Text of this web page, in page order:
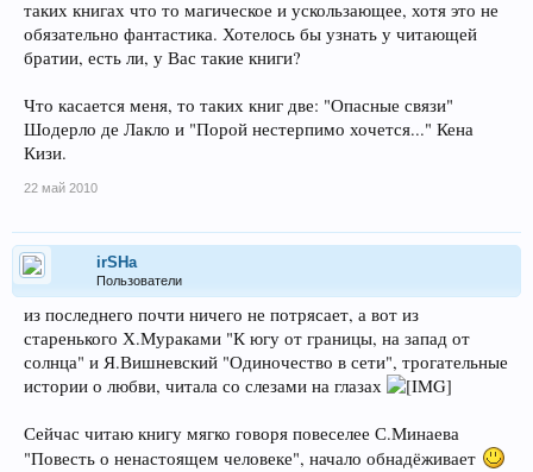
таких книгах что то магическое и ускользающее, хотя это не
обязательно фантастика. Хотелось бы узнать у читающей
братии, есть ли, у Вас такие книги?
Что касается меня, то таких книг две: "Опасные связи"
Шодерло де Лакло и "Порой нестерпимо хочется..." Кена
Кизи.
22 май 2010
irSHa
Пользователи
из последнего почти ничего не потрясает, а вот из
старенького Х.Мураками "К югу от границы, на запад от
солнца" и Я.Вишневский "Одиночество в сети", трогательные
истории о любви, читала со слезами на глазах
Сейчас читаю книгу мягко говоря повеселее С.Минаева
"Повесть о ненастоящем человеке", начало обнадёживает